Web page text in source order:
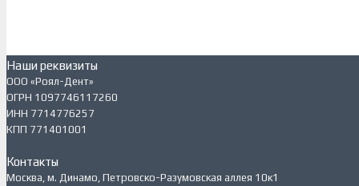
Наши реквизиты
ООО «Роял-Дент»
ОГРН 1097746117260
ИНН 7714776257
КПП 771401001
Контакты
Москва, м. Динамо, Петровско-Разумовская аллея 10к1